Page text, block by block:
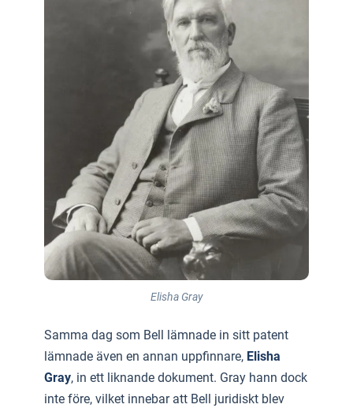
Elisha Gray
Samma dag som Bell lämnade in sitt patent
lämnade även en annan uppfinnare, Elisha
Gray, in ett liknande dokument. Gray hann dock
inte före, vilket innebar att Bell juridiskt blev